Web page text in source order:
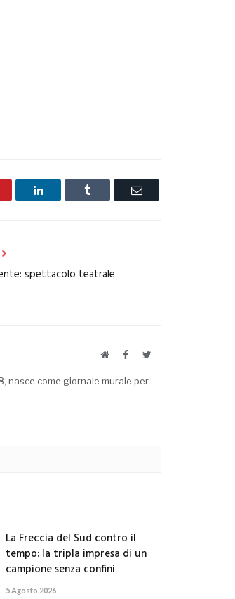
LinkedIn Tumblr Email
spettacolo teatrale
WebsiteFacebookTwitter
nasce come giornale murale per
La Freccia del Sud contro il
tempo: la tripla impresa di un
campione senza confini
5 Agosto 2026